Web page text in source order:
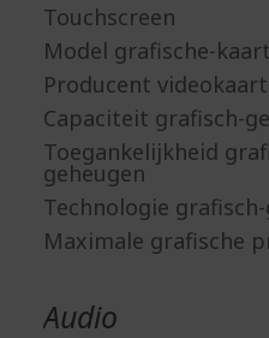
Touchscreen
Model grafische-kaart
Producent videokaart
Capaciteit grafisch-
Toegankelijkheid
geheugen
Technologie
Maximale grafische
Audio